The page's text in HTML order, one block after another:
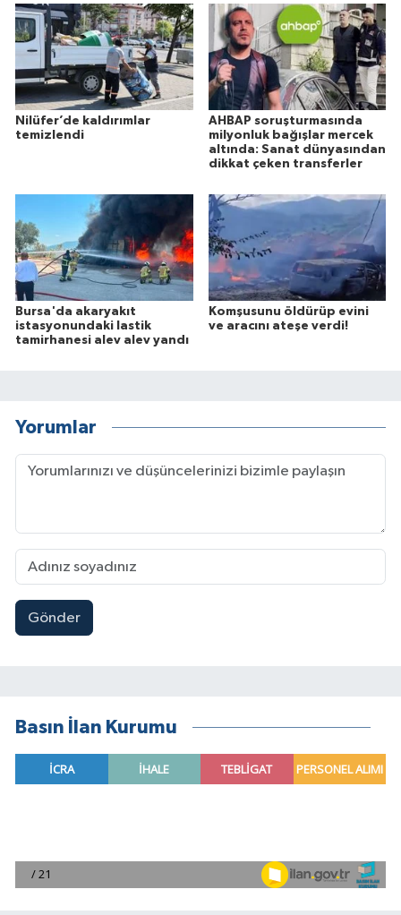
Nilüfer’de kaldırımlar
temizlendi
AHBAP soruşturmasında
milyonluk bağışlar mercek
altında: Sanat dünyasından
dikkat çeken transferler
Bursa'da akaryakıt
istasyonundaki lastik
tamirhanesi alev alev yandı
Komşusunu öldürüp evini
ve aracını ateşe verdi!
Yorumlar
Gönder
Basın İlan Kurumu